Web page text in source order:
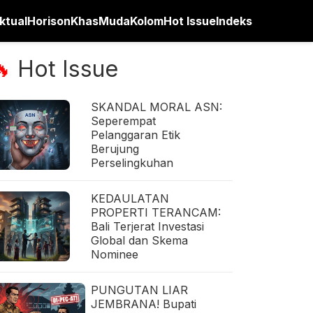
HorisonKhasMudaKolomHot IssueIndeks
Hot Issue
SKANDAL MORAL ASN:
Seperempat
Pelanggaran Etik
Berujung
Perselingkuhan
KEDAULATAN
PROPERTI TERANCAM:
Bali Terjerat Investasi
Global dan Skema
Nominee
PUNGUTAN LIAR
JEMBRANA! Bupati